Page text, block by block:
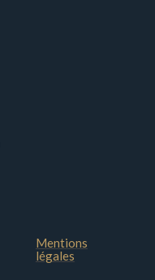
Mentions
légales